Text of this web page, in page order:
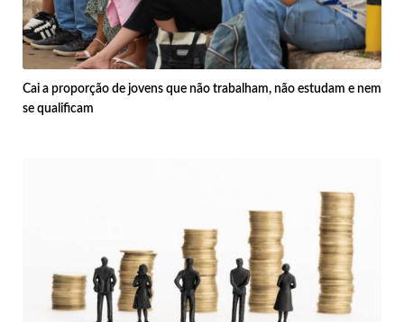
Cai a proporção de jovens que não trabalham, não estudam e nem
se qualificam